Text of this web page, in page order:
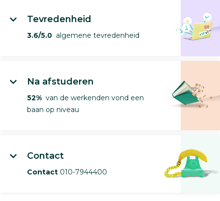
Tevredenheid
3.6/5.0 algemene tevredenheid
Na afstuderen
52% van de werkenden vond een
baan op niveau
Contact
Contact 010-7944400